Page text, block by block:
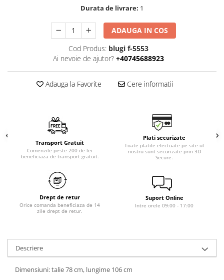
Durata de livrare: 1
ADAUGA IN COS
Cod Produs: blugi f-5553
Ai nevoie de ajutor? +40745688923
Adauga la Favorite Cere informatii
Transport Gratuit
Comenzile peste 200 de lei
beneficiaza de transport gratuit.
Plati securizate
Toate platile efectuate pe site-ul
nostru sunt securizate prin 3D
Secure.
Drept de retur
Orice comanda beneficiaza de 14
zile drept de retur.
Suport Online
Intre orele 09:00 - 17:00
Descriere
Dimensiuni: talie 78 cm, lungime 106 cm